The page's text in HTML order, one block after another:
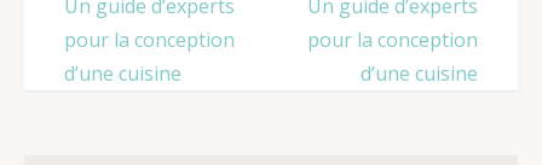
de
l’article
Un guide d’experts
pour la conception
d’une cuisine
Un guide d’experts
pour la conception
d’une cuisine